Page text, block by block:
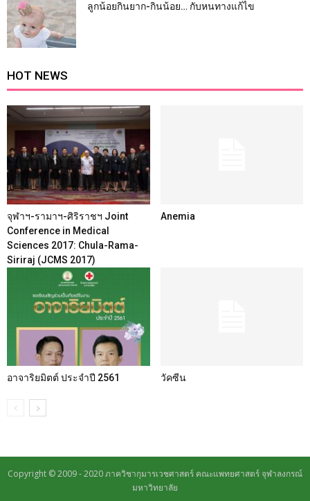
ลูกน้อยกินยาก-กินน้อย… กับหนทางแก้ไข
HOT NEWS
จุฬาฯ-รามาฯ-ศิริราชฯ Joint
Conference in Medical
Sciences 2017: Chula-Rama-
Siriraj (JCMS 2017)
Anemia
อาจาริยมิตต์ ประจำปี 2561 วัคซีน
Copyright © 2009 - 2020 ภาควิชากุมารเวชศาสตร์ คณะแพทยศาสตร์ จุฬาลงกรณ์
มหาวิทยาลัย